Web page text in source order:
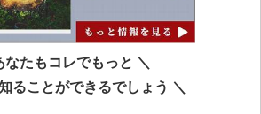
なたもコレでもっと ＼
ることができるでしょう ＼